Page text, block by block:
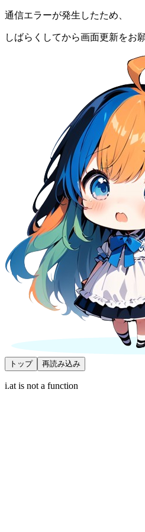
通信エラーが発生したため、
しばらくしてから画面更新をお
トップ 再読み込み
i.at is not a function